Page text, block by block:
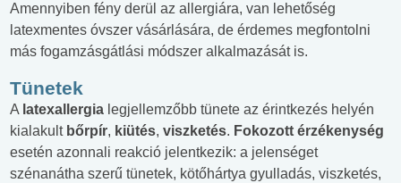
Amennyiben fény derül az allergiára, van lehetőség
latexmentes óvszer vásárlására, de érdemes megfontolni
más fogamzásgátlási módszer alkalmazását is.
Tünetek
A latexallergia legjellemzőbb tünete az érintkezés helyén
kialakult bőrpír, kiütés, viszketés. Fokozott érzékenység
esetén azonnali reakció jelentkezik: a jelenséget
szénanátha szerű tünetek, kötőhártya gyulladás, viszketés,